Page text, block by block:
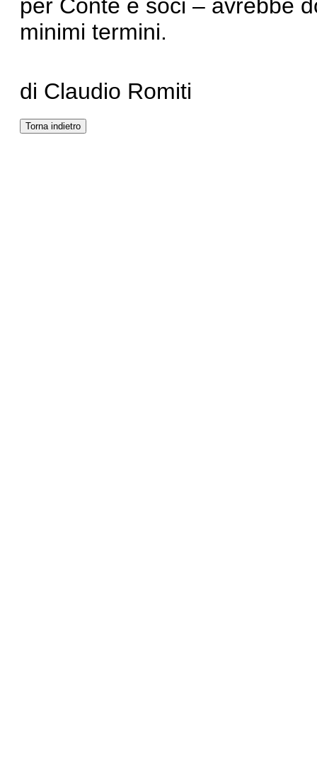
per Conte e soci – avrebbe
minimi termini.
di Claudio Romiti